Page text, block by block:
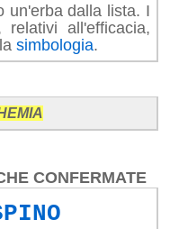
un'erba dalla lista. I
all'efficacia,
simbologia.
CONFERMATE